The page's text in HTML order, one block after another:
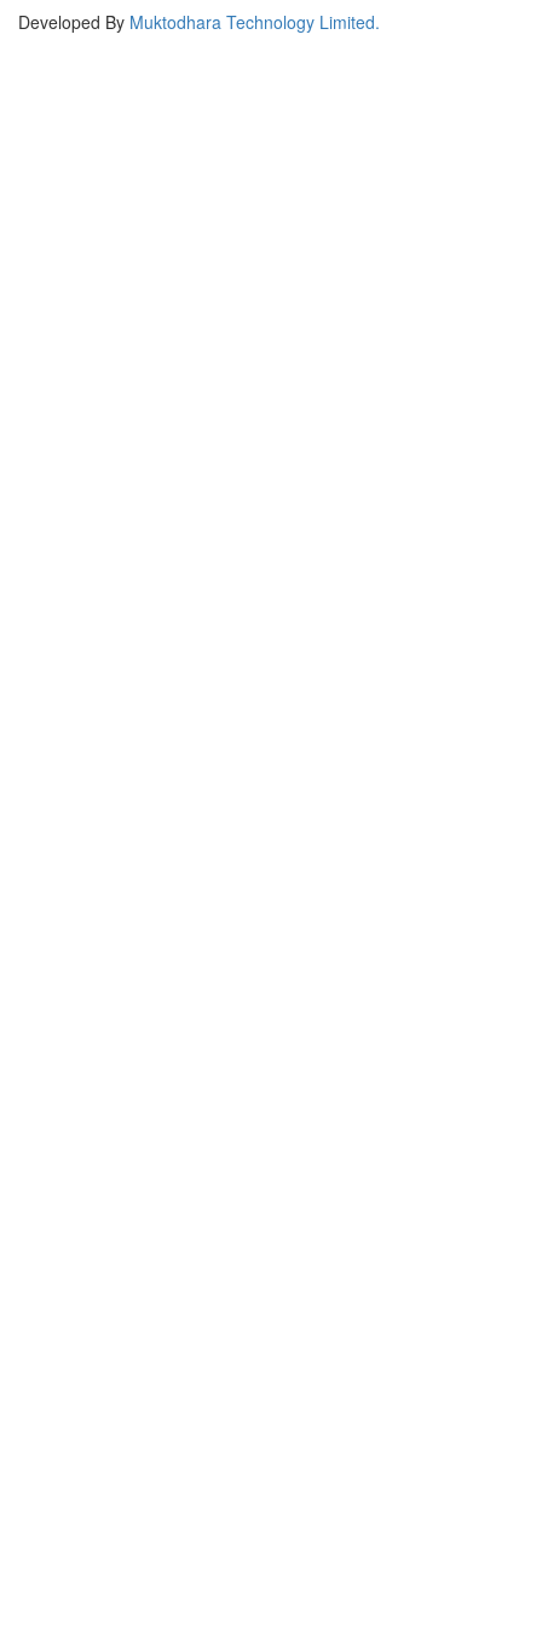
Developed By Muktodhara Technology Limited.